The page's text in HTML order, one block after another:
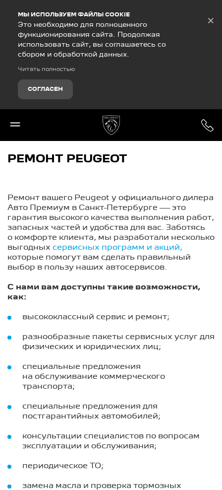
МЫ ИСПОЛЬЗУЕМ ФАЙЛЫ COOKIE
Это необходимо для полноценного
функционирования сайта. Продолжая
использовать сайт, вы соглашаетесь со
сбором и обработкой данных.
Читать полностью
СОГЛАСЕН
×
РЕМОНТ PEUGEOT
Ремонт вашего Peugeot у официального дилера
Авто Премиум в Санкт-Петербурге — это
гарантия высокого качества выполнения работ,
запасных частей и удобства для вас. Заботясь
о комфорте клиента, мы разработали несколько
выгодных сервисных программ и акций,
которые помогут вам сделать правильный
выбор в пользу наших автосервисов.
С нами вам доступны такие возможности,
как:
высококлассный сервис и ремонт;
разнообразные пакеты сервисных услуг для
физических и юридических лиц;
специальные предложения
на обслуживание коммерческого
транспорта;
специальные предложения для
постгарантийных автомобилей;
консультации специалистов по вопросам
эксплуатации и обслуживания;
периодическое ТО;
замена масла и проверка тормозных